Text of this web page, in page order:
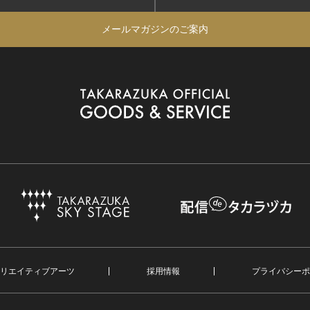
メールマガジンのご案内
エイティブアーツ 採用情報 プライバシー